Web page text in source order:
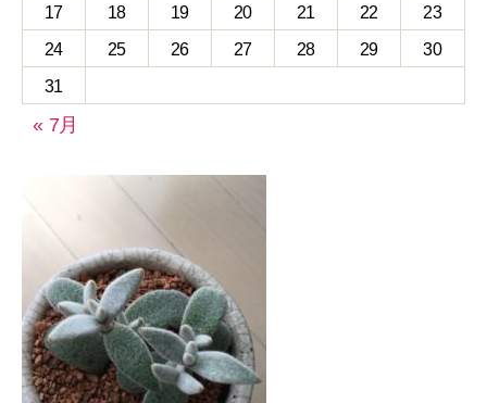
17
18 19 20 21 22
23
24
25 26 27 28 29
30
31
« 7月